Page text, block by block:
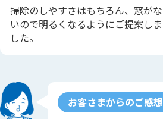
掃除のしやすさはもちろん、窓がな
いので明るくなるようにご提案しま
した。
お客さまからのご感想